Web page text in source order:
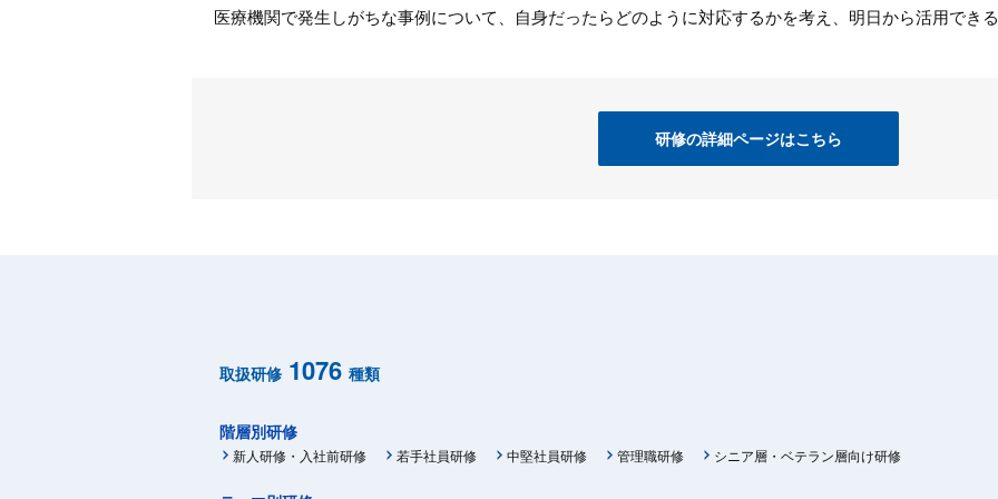
医療機関で発生しがちな事例について、自身だったらどのように対応するかを考え、明日から活用できる
研修の詳細ページはこちら
取扱研修 1076 種類
階層別研修
新人研修・入社前研修 若手社員研修 中堅社員研修 管理職研修 シニア層・ベテラン層向け研修